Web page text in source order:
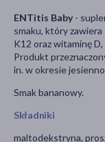
ENTitis Baby -
smaku, który
K12 oraz witaminę
Produkt
in. w okresie
Smak bananowy.
Składniki
maltodekstryna,